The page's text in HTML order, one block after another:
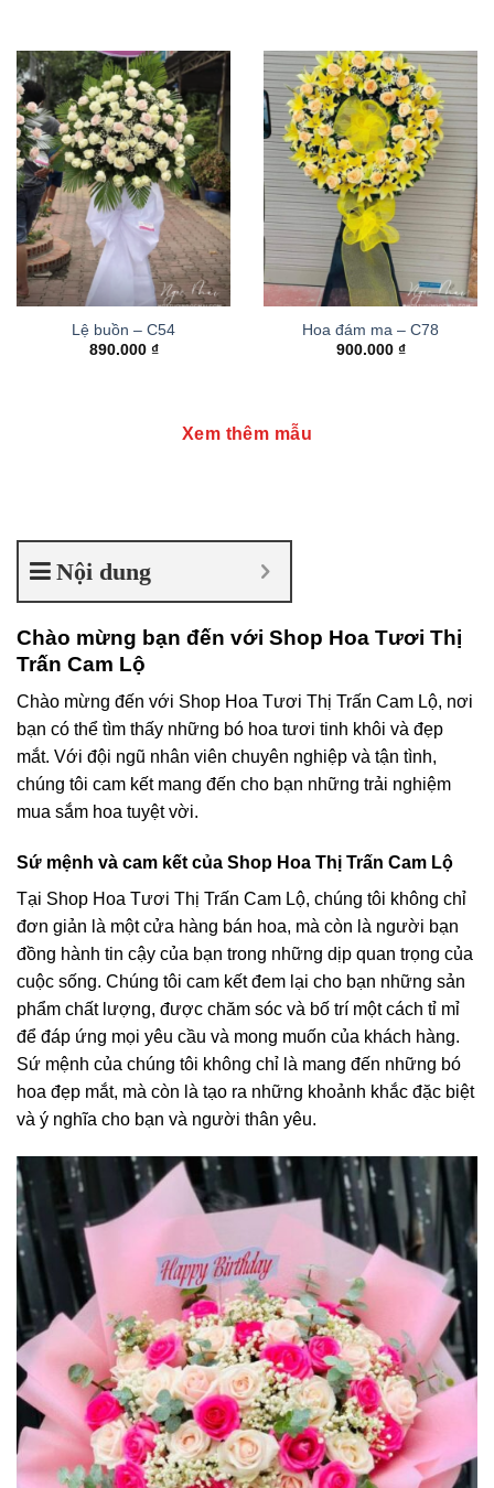
Lệ buồn – C54
890.000 ₫
Hoa đám ma – C78
900.000 ₫
Xem thêm mẫu
Nội dung
Chào mừng bạn đến với Shop Hoa Tươi Thị
Trấn Cam Lộ
Chào mừng đến với Shop Hoa Tươi Thị Trấn Cam Lộ, nơi
bạn có thể tìm thấy những bó hoa tươi tinh khôi và đẹp
mắt. Với đội ngũ nhân viên chuyên nghiệp và tận tình,
chúng tôi cam kết mang đến cho bạn những trải nghiệm
mua sắm hoa tuyệt vời.
Sứ mệnh và cam kết của Shop Hoa Thị Trấn Cam Lộ
Tại Shop Hoa Tươi Thị Trấn Cam Lộ, chúng tôi không chỉ
đơn giản là một cửa hàng bán hoa, mà còn là người bạn
đồng hành tin cậy của bạn trong những dịp quan trọng của
cuộc sống. Chúng tôi cam kết đem lại cho bạn những sản
phẩm chất lượng, được chăm sóc và bố trí một cách tỉ mỉ
để đáp ứng mọi yêu cầu và mong muốn của khách hàng.
Sứ mệnh của chúng tôi không chỉ là mang đến những bó
hoa đẹp mắt, mà còn là tạo ra những khoảnh khắc đặc biệt
và ý nghĩa cho bạn và người thân yêu.